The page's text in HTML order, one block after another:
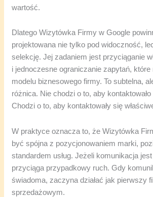
wartość.
Dlatego Wizytówka Firmy w Google
projektowana nie tylko pod widoczność,
selekcję. Jej zadaniem jest przyciąganie
i jednoczesne ograniczanie zapytań, które
modelu biznesowego firmy. To subtelna,
różnica. Nie chodzi o to, aby
Chodzi o to, aby kontaktowały się
W praktyce oznacza to, że Wizytówka
być spójna z pozycjonowaniem marki,
standardem usług. Jeżeli komunikacja
przyciąga przypadkowy ruch. Gdy
świadoma, zaczyna działać jak pierwszy
sprzedażowym.